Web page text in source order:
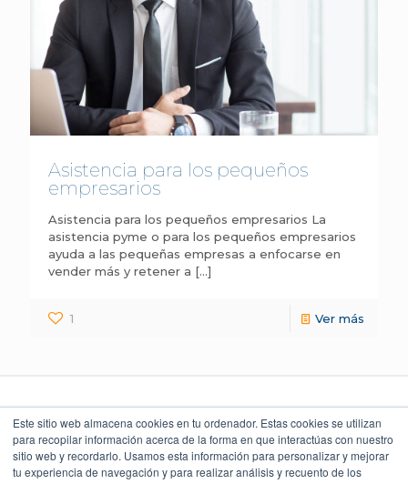
Este sitio web almacena cookies en tu ordenador. Estas cookies se utilizan
para recopilar información acerca de la forma en que interactúas con nuestro
sitio web y recordarlo. Usamos esta información para personalizar y mejorar
tu experiencia de navegación y para realizar análisis y recuento de los
Asistencia para los pequeños
empresarios
Asistencia para los pequeños empresarios La
asistencia pyme o para los pequeños empresarios
ayuda a las pequeñas empresas a enfocarse en
vender más y retener a […]
1 Ver más
LEGAL Y POLÍTICAS
Aviso Legal
NUESTROS CLIENTES
4.9
Torre Índigo
Av. Paseo de la Reforma 373